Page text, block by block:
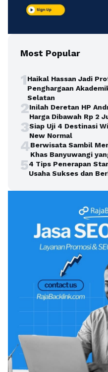
Most Popular
1Haikal Hassan Jadi
Penghargaan
Selatan
2Inilah Deretan HP
Harga Dibawah Rp 2
3Siap Uji 4 Destinasi
New Normal
4Berwisata Sambil
Khas Banyuwangi
54 Tips Penerapan
Usaha Sukses dan